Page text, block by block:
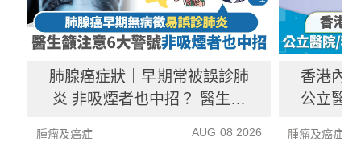
肺腺癌症狀｜早期常被誤診肺
炎 非吸煙者也中招？ 醫生拆
腫瘤及癌症 AUG 08 2026
香港內
公立醫
腫瘤及癌症